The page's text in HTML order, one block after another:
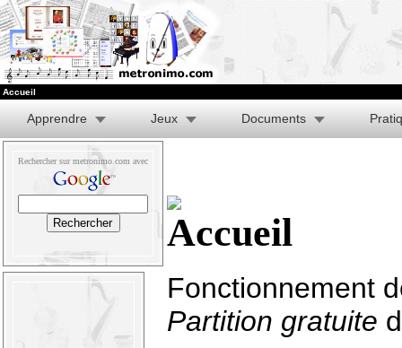
Accueil
Apprendre Jeux Documents
Rechercher sur metronimo.com avec
Fonctionnement
Partition gratuite